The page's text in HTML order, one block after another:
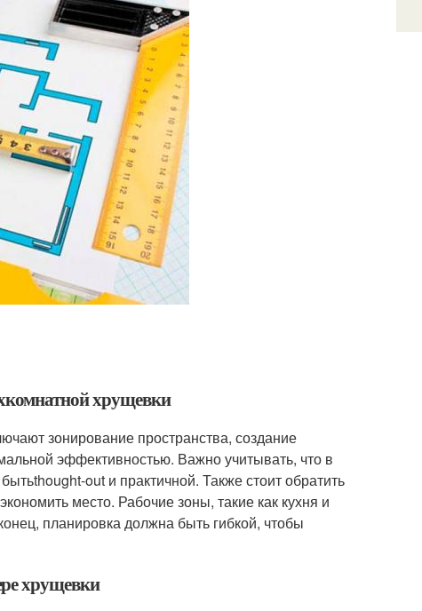
хрущевки
зонирование пространства, создание
эффективностью. Важно учитывать, что в
out и практичной. Также стоит обратить
место. Рабочие зоны, такие как кухня и
планировка должна быть гибкой, чтобы
хрущевки